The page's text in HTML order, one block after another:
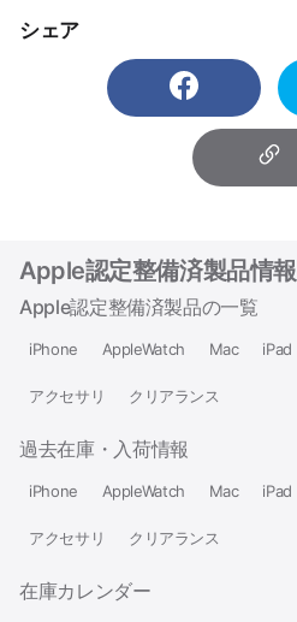
シェア
Apple認定整備済製品情報
Apple認定整備済製品の一覧
iPhone AppleWatch Mac iPad
アクセサリ クリアランス
過去在庫・入荷情報
iPhone AppleWatch Mac iPad
アクセサリ クリアランス
在庫カレンダー